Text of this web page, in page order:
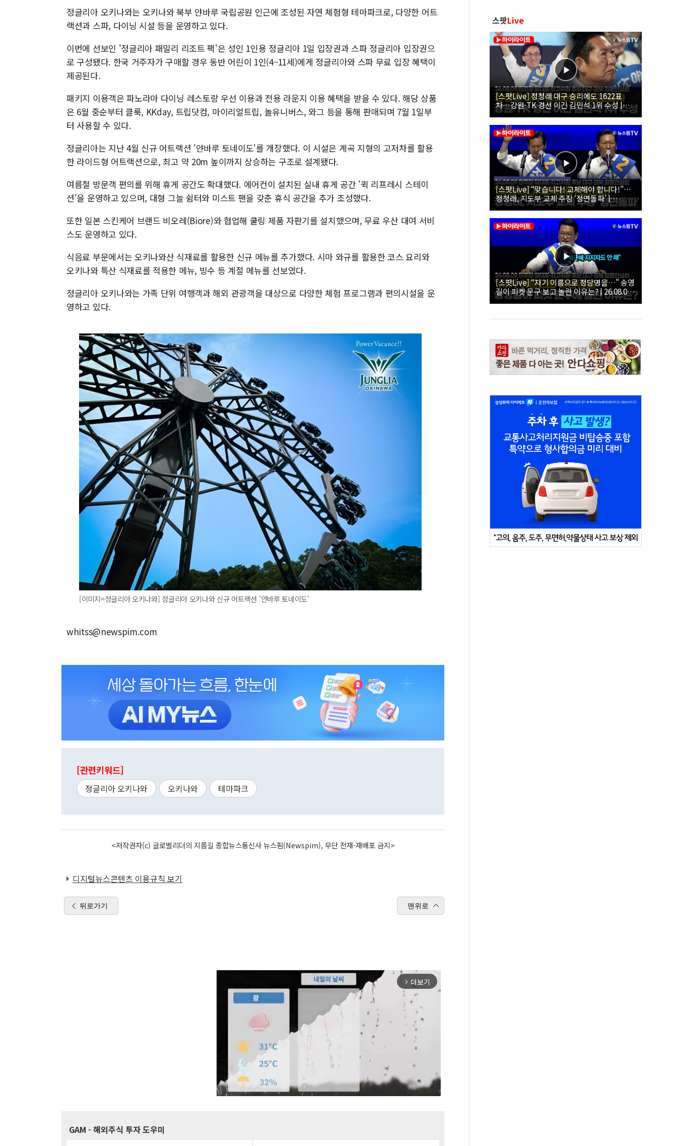
정글리아 오키나와는 오키나와 북부 얀바루 국립공원 인근에 조성된 자연 체험형 테마파크로, 다양한 어트
랙션과 스파, 다이닝 시설 등을 운영하고 있다.
이번에 선보인 '정글리아 패밀리 리조트 팩'은 성인 1인용 정글리아 1일 입장권과 스파 정글리아 입장권으
로 구성됐다. 한국 거주자가 구매할 경우 동반 어린이 1인(4~11세)에게 정글리아와 스파 무료 입장 혜택이
제공된다.
패키지 이용객은 파노라마 다이닝 레스토랑 우선 이용과 전용 라운지 이용 혜택을 받을 수 있다. 해당 상품
은 6월 중순부터 클룩, KKday, 트립닷컴, 마이리얼트립, 놀유니버스, 와그 등을 통해 판매되며 7월 1일부
터 사용할 수 있다.
정글리아는 지난 4월 신규 어트랙션 '얀바루 토네이도'를 개장했다. 이 시설은 계곡 지형의 고저차를 활용
한 라이드형 어트랙션으로, 최고 약 20m 높이까지 상승하는 구조로 설계됐다.
여름철 방문객 편의를 위해 휴게 공간도 확대했다. 에어컨이 설치된 실내 휴게 공간 '퀵 리프레시 스테이
션'을 운영하고 있으며, 대형 그늘 쉼터와 미스트 팬을 갖춘 휴식 공간을 추가 조성했다.
또한 일본 스킨케어 브랜드 비오레(Biore)와 협업해 쿨링 제품 자판기를 설치했으며, 무료 우산 대여 서비
스도 운영하고 있다.
식음료 부문에서는 오키나와산 식재료를 활용한 신규 메뉴를 추가했다. 시마 와규를 활용한 코스 요리와
오키나와 특산 식재료를 적용한 메뉴, 빙수 등 계절 메뉴를 선보였다.
정글리아 오키나와는 가족 단위 여행객과 해외 관광객을 대상으로 다양한 체험 프로그램과 편의시설을 운
영하고 있다.
[이미지=정글리아 오키나와] 정글리아 오키나와 신규 어트랙션 '얀바루 토네이도'
whitss@newspim.com
[관련키워드]
정글리아 오키나와 오키나와 테마파크
<저작권자(c) 글로벌리더의 지름길 종합뉴스통신사 뉴스핌(Newspim), 무단 전재-재배포 금지>
디지털뉴스콘텐츠 이용규칙 보기
뒤로가기 맨위로
arrow_forward_ios 더보기
GAM - 해외주식 투자 도우미
스팟Live
[스팟Live] 정청래 대구 승리에도 1622표
차…강원·TK 경선 이긴 김민석 1위 수성 |
26.08.09 더불어민주당 당대표·최고위원 후
보 대구·경북 합동연설회
[스팟Live] “맞습니다! 교체해야 합니다!”…
정청래, 지도부 교체 주장 ‘정면돌파’ |
26.08.09 더불어민주당 당대표·최고위원 후
보 대구·경북 합동연설회
[스팟Live] “자기 이름으로 정당명을…” 송영
길이 피켓 문구 보고 놀란 이유는? | 26.08.09
더불어민주당 당대표·최고위원 후보 대구·경